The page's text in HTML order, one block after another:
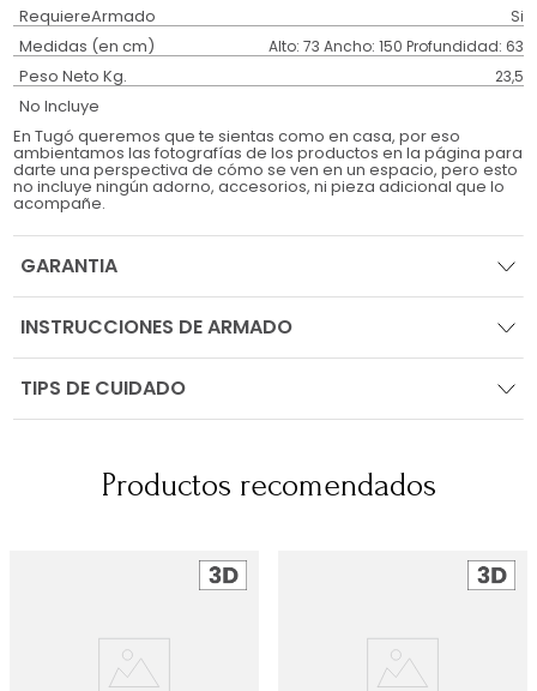
RequiereArmado Si
Medidas (en cm) Alto: 73 Ancho: 150 Profundidad: 63
Peso Neto Kg. 23,5
No Incluye
En Tugó queremos que te sientas como en casa, por eso
ambientamos las fotografías de los productos en la página para
darte una perspectiva de cómo se ven en un espacio, pero esto
no incluye ningún adorno, accesorios, ni pieza adicional que lo
acompañe.
GARANTIA
INSTRUCCIONES DE ARMADO
TIPS DE CUIDADO
Productos recomendados